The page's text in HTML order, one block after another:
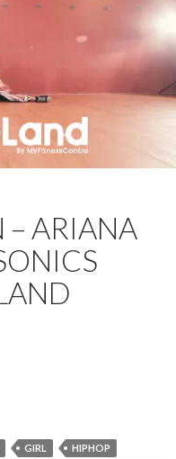
ARIANA
/ MagSonics Remix /
GIRL
HIPHOP